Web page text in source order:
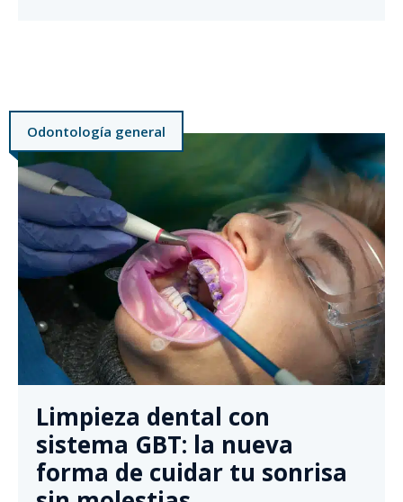
Odontología general
Limpieza dental con
sistema GBT: la nueva
forma de cuidar tu sonrisa